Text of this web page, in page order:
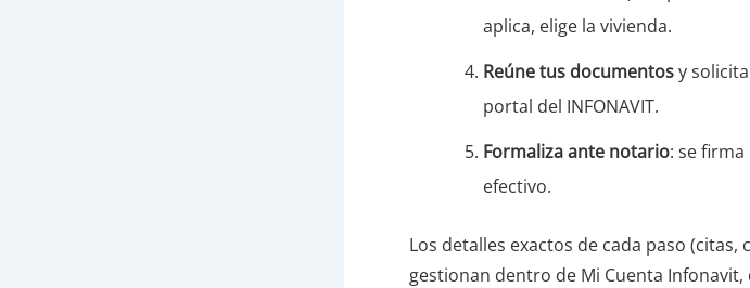
aplica, elige la vivienda.
Reúne tus documentosy
portal del INFONAVIT.
Formaliza ante notario: se
efectivo.
Los detalles exactos de cada paso
gestionan dentro de Mi Cuenta Infonavit,